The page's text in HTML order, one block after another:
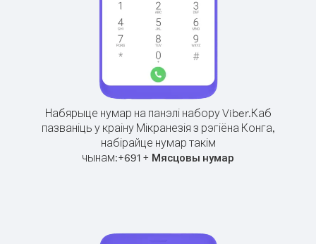
Набярыце нумар на панэлі набору Viber.Каб
пазваніць у краіну Мікранезія з рэгіёна Конга,
набірайце нумар такім
чынам:+691 + Мясцовы нумар